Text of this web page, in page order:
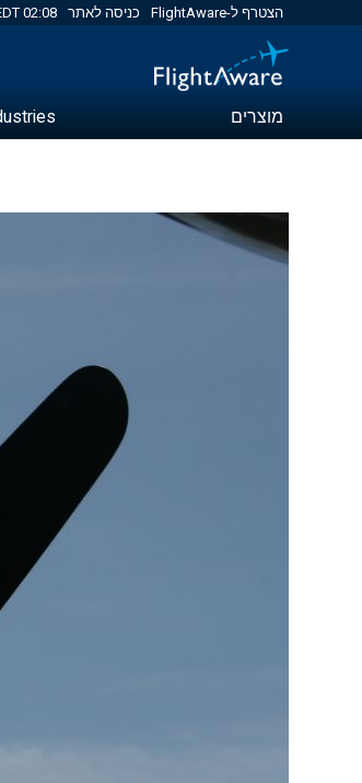
הצטרף ל-FlightAware כניסה לאתר 02:08 EDT
מוצרים